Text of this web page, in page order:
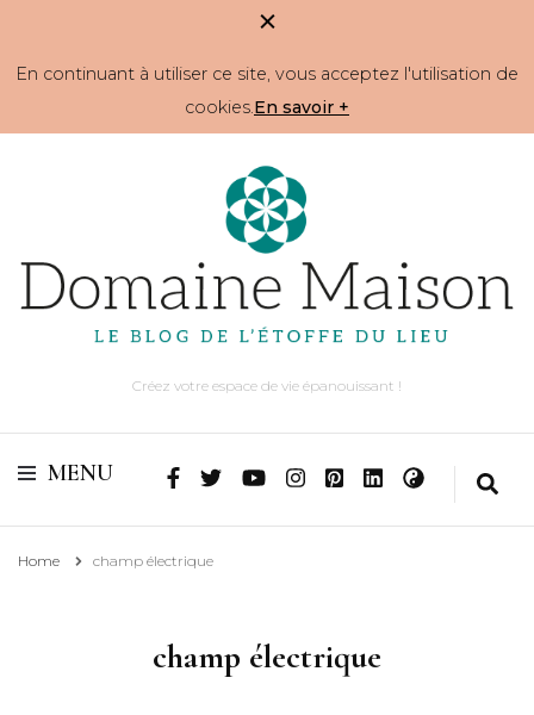
En continuant à utiliser ce site, vous acceptez l'utilisation de
cookies.En savoir +
Créez votre espace de vie épanouissant !
MENU
Home champ électrique
champ électrique